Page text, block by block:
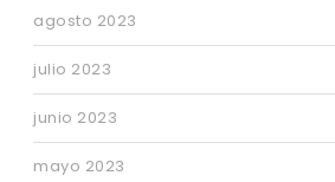
agosto 2023
julio 2023
junio 2023
mayo 2023